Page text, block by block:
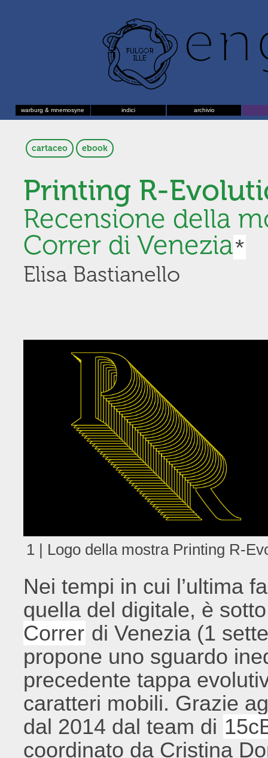
warburg & mnemosyne indici archivio
cartaceo ebook
Printing R-
Recensione della
Correr di Venezia*
Elisa Bastianello
1 | Logo della mostra Printing R-
Nei tempi in cui l’ultima
quella del digitale, è
Correr di Venezia (1
propone uno sguardo
precedente tappa
caratteri mobili. Grazie
dal 2014 dal team di
coordinato da Cristina